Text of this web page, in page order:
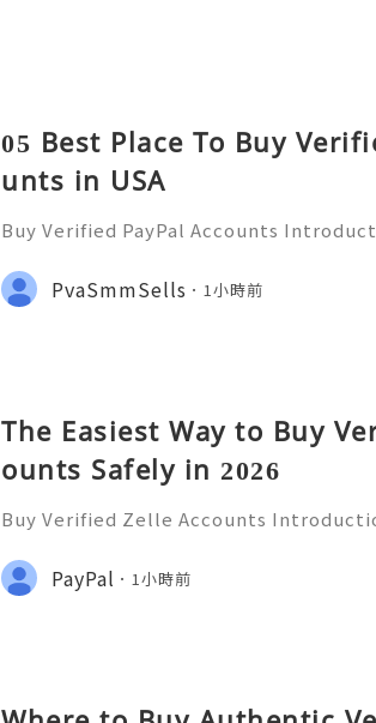
05 Best Place To Buy
unts in USA
Buy Verified PayPal Accounts
g convenience and security for users
u're shopping, selling,
PvaSmmSells 1小時前
The Easiest Way to Buy
ounts Safely in 2026
Buy Verified Zelle Accounts
ways to transfer money has become
a popular payment ser
PayPal 1小時前